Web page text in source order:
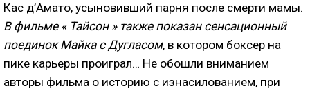
Кас д’Амато, усыновивший парня после смерти мамы.
В фильме « Тайсон » также показан сенсационный
поединок Майка с Дугласом, в котором боксер на
пике карьеры проиграл… Не обошли вниманием
авторы фильма о историю с изнасилованием, при